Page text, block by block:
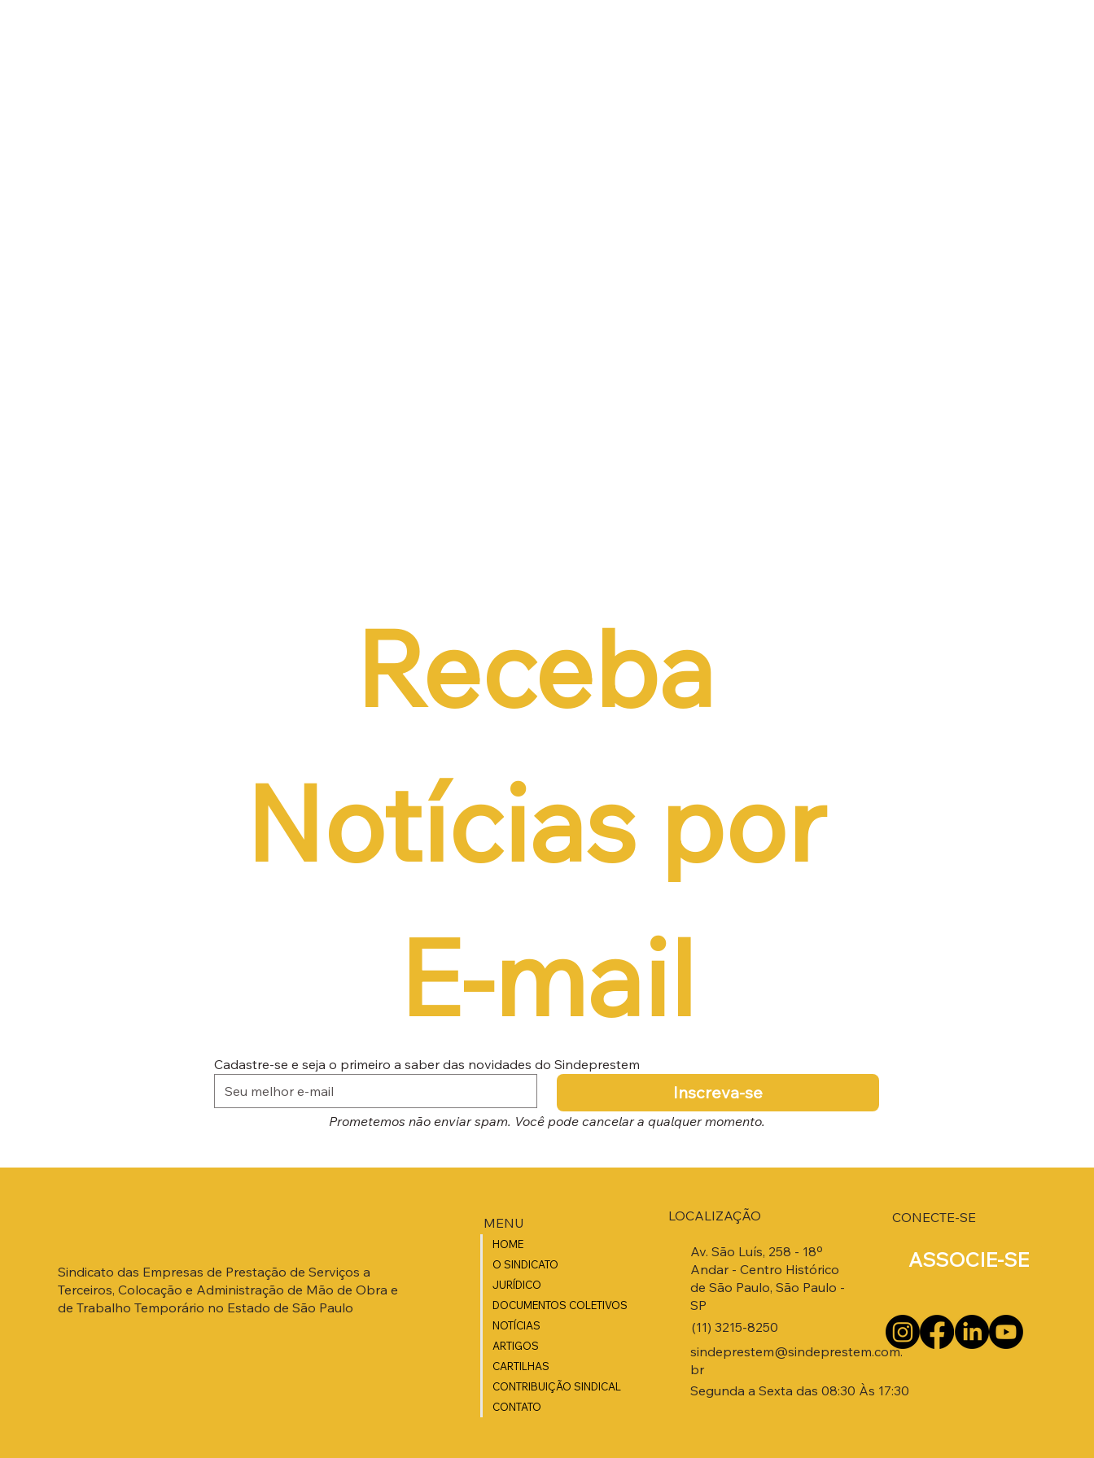
Receba
Notícias por
E-mail
Cadastre-se e seja o primeiro a saber das novidades do Sindeprestem
Inscreva-se
Prometemos não enviar spam. Você pode cancelar a qualquer momento.
Sindicato das Empresas de Prestação de Serviços a
Terceiros, Colocação e Administração de Mão de Obra e
de Trabalho Temporário no Estado de São Paulo
MENU
HOME
O SINDICATO
JURÍDICO
DOCUMENTOS COLETIVOS
NOTÍCIAS
ARTIGOS
CARTILHAS
CONTRIBUIÇÃO SINDICAL
CONTATO
Av. São Luís, 258 - 18º
Andar - Centro Histórico
de São Paulo, São Paulo -
SP
(11) 3215-8250
sindeprestem@sindeprestem.com.
br
Segunda a Sexta das 08:30 Às 17:30
LOCALIZAÇÃO
ASSOCIE-SE
CONECTE-SE